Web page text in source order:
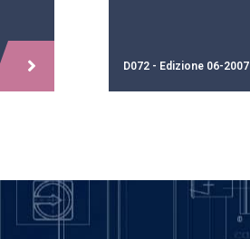
D072 - Edizione 06-2007